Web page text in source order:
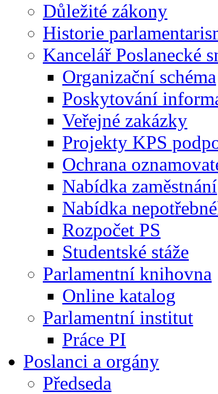
Důležité zákony
Historie
Kancelář Poslanecké
Organizační schéma
Poskytování
Veřejné zakázky
Projekty KPS
Ochrana
Nabídka zaměstnání
Nabídka
Rozpočet PS
Studentské stáže
Parlamentní knihovna
Online katalog
Parlamentní institut
Práce PI
Poslanci a orgány
Předseda